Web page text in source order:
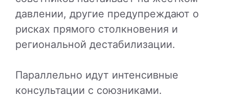
давлении, другие предупреждают о
рисках прямого столкновения и
региональной дестабилизации.
Параллельно идут интенсивные
консультации с союзниками.